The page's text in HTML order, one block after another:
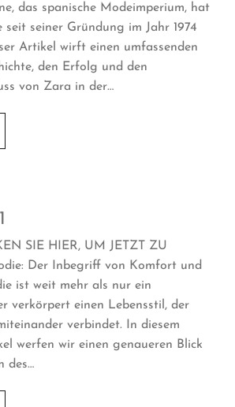
das spanische Modeimperium, hat
seiner Gründung im Jahr 1974
Artikel wirft einen umfassenden
den Erfolg und den
von Zara in der…
SIE HIER, UM JETZT ZU
Der Inbegriff von Komfort und
ist weit mehr als nur ein
verkörpert einen Lebensstil, der
verbindet. In diesem
werfen wir einen genaueren Blick
des…